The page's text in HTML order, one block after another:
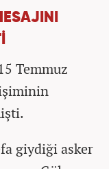
Temmuz
giydiği asker